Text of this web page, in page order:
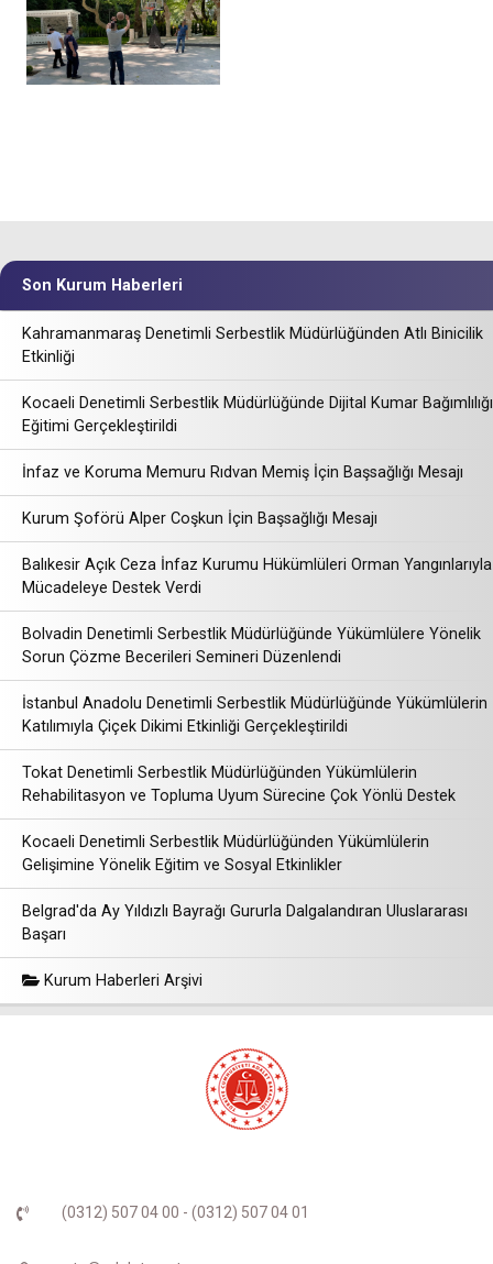
Son Kurum Haberleri
Kahramanmaraş Denetimli Serbestlik Müdürlüğünden Atlı Binicilik
Etkinliği
Kocaeli Denetimli Serbestlik Müdürlüğünde Dijital Kumar Bağımlılığı
Eğitimi Gerçekleştirildi
İnfaz ve Koruma Memuru Rıdvan Memiş İçin Başsağlığı Mesajı
Kurum Şoförü Alper Coşkun İçin Başsağlığı Mesajı
Balıkesir Açık Ceza İnfaz Kurumu Hükümlüleri Orman Yangınlarıyla
Mücadeleye Destek Verdi
Bolvadin Denetimli Serbestlik Müdürlüğünde Yükümlülere Yönelik
Sorun Çözme Becerileri Semineri Düzenlendi
İstanbul Anadolu Denetimli Serbestlik Müdürlüğünde Yükümlülerin
Katılımıyla Çiçek Dikimi Etkinliği Gerçekleştirildi
Tokat Denetimli Serbestlik Müdürlüğünden Yükümlülerin
Rehabilitasyon ve Topluma Uyum Sürecine Çok Yönlü Destek
Kocaeli Denetimli Serbestlik Müdürlüğünden Yükümlülerin
Gelişimine Yönelik Eğitim ve Sosyal Etkinlikler
Belgrad'da Ay Yıldızlı Bayrağı Gururla Dalgalandıran Uluslararası
Başarı
Kurum Haberleri Arşivi
(0312) 507 04 00 - (0312) 507 04 01